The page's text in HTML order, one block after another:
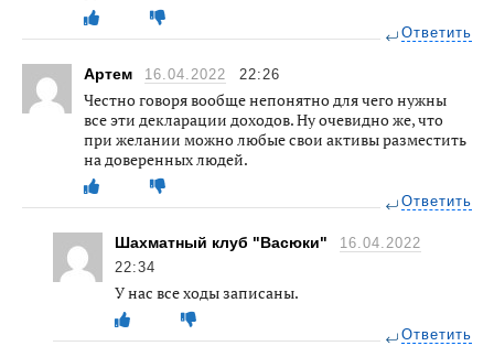
Ответить
Артем 16.04.2022 22:26
Честно говоря вообще непонятно для чего нужны
все эти декларации доходов. Ну очевидно же, что
при желании можно любые свои активы разместить
на доверенных людей.
Ответить
Шахматный клуб "Васюки"
16.04.2022
22:34
У нас все ходы записаны.
Ответить